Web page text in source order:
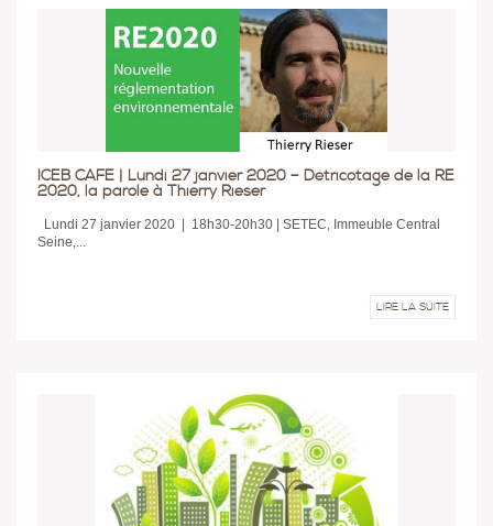
ICEB CAFE | Lundi 27 janvier 2020 – Détricotage de la RE
2020, la parole à Thierry Rieser
Lundi 27 janvier 2020 | 18h30-20h30 | SETEC, Immeuble Central
Seine,...
LIRE LA SUITE